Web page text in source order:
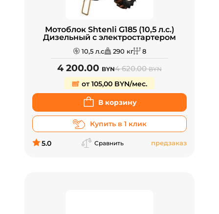
Мотоблок Shtenli G185 (10,5 л.с.)
Дизельный с электростартером
10,5 л.с 290 кг 8
4 200.00 BYN4 620.00BYN
от 105,00 BYN/мес.
В корзину
Купить в 1 клик
5.0 Сравнить предзаказ